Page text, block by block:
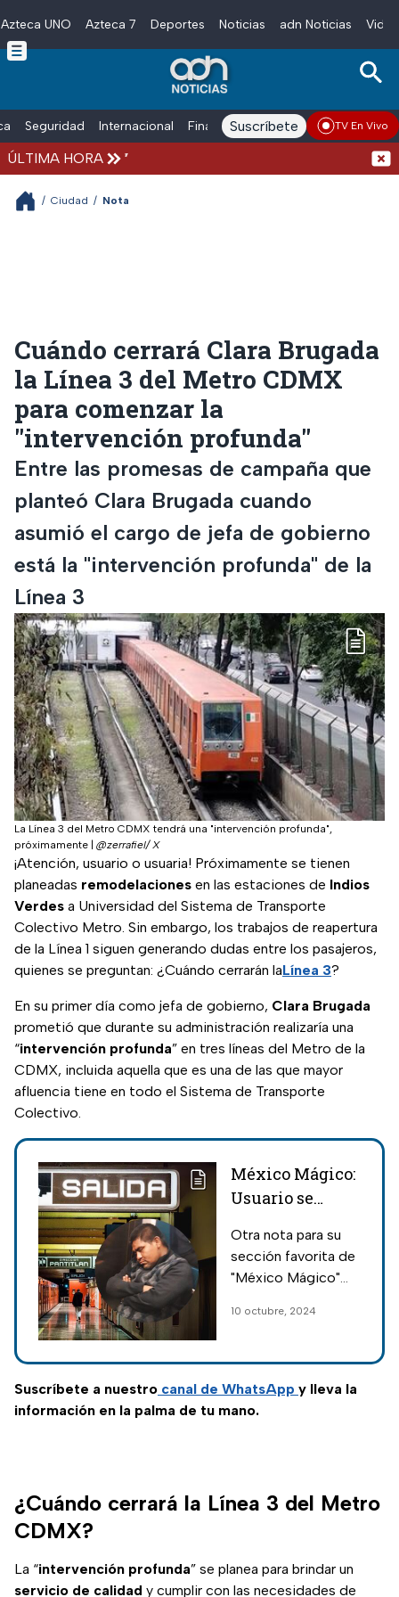
Skip to main content
Azteca UNO Azteca 7 Deportes Noticias adn Noticias
Seguridad Internacional Finanzas adn Noticias Radio
Suscríbete TV En Vivo
ÚLTIMA HORA
/ Ciudad / Nota
Cuándo cerrará Clara Brugada
la Línea 3 del Metro CDMX
para comenzar la
"intervención profunda"
Entre las promesas de campaña que
planteó Clara Brugada cuando
asumió el cargo de jefa de gobierno
está la "intervención profunda" de la
Línea 3
La Línea 3 del Metro CDMX tendrá una "intervención profunda",
próximamente
@zerrafiel/ X
¡Atención, usuario o usuaria! Próximamente se tienen
planeadas remodelaciones en las estaciones de Indios
Verdes a Universidad del Sistema de Transporte
Colectivo Metro. Sin embargo, los trabajos de reapertura
de la Línea 1 siguen generando dudas entre los pasajeros,
quienes se preguntan: ¿Cuándo cerrarán laLínea 3?
En su primer día como jefa de gobierno, Clara Brugada
prometió que durante su administración realizaría una
“intervención profunda” en tres líneas del Metro de la
CDMX, incluida aquella que es una de las que mayor
afluencia tiene en todo el Sistema de Transporte
Colectivo.
México Mágico:
Usuario se
en el Metro
CDMX, lo
multan con
Otra nota para su
sección favorita de
"México Mágico"
de un usuario que se
la Línea 7 del Metro
CDMX, no terminó
bien.
10 octubre, 2024
Suscríbete a nuestro canal de WhatsApp y lleva la
información en la palma de tu mano.
¿Cuándo cerrará la Línea 3 del Metro
CDMX?
La “intervención profunda” se planea para brindar un
servicio de calidad y cumplir con las necesidades de